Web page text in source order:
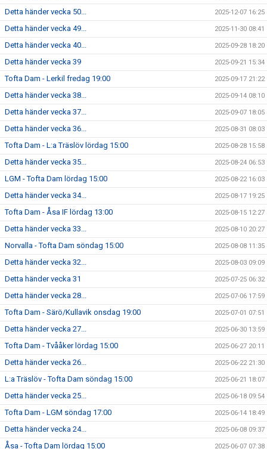
Detta händer vecka 50... 2025-12-07 16:25
Detta händer vecka 49... 2025-11-30 08:41
Detta händer vecka 40... 2025-09-28 18:20
Detta händer vecka 39 2025-09-21 15:34
Tofta Dam - Lerkil fredag 19:00 2025-09-17 21:22
Detta händer vecka 38... 2025-09-14 08:10
Detta händer vecka 37... 2025-09-07 18:05
Detta händer vecka 36... 2025-08-31 08:03
Tofta Dam - L:a Träslöv lördag 15:00 2025-08-28 15:58
Detta händer vecka 35... 2025-08-24 06:53
LGM - Tofta Dam lördag 15:00 2025-08-22 16:03
Detta händer vecka 34... 2025-08-17 19:25
Tofta Dam - Åsa IF lördag 13:00 2025-08-15 12:27
Detta händer vecka 33... 2025-08-10 20:27
Norvalla - Tofta Dam söndag 15:00 2025-08-08 11:35
Detta händer vecka 32... 2025-08-03 09:09
Detta händer vecka 31 2025-07-25 06:32
Detta händer vecka 28... 2025-07-06 17:59
Tofta Dam - Särö/Kullavik onsdag 19:00 2025-07-01 07:51
Detta händer vecka 27... 2025-06-30 13:59
Tofta Dam - Tvååker lördag 15:00 2025-06-27 20:11
Detta händer vecka 26... 2025-06-22 21:30
L:a Träslöv - Tofta Dam söndag 15:00 2025-06-21 18:07
Detta händer vecka 25... 2025-06-18 09:54
Tofta Dam - LGM söndag 17:00 2025-06-14 18:49
Detta händer vecka 24... 2025-06-08 09:37
Åsa - Tofta Dam lördag 15:00 2025-06-07 07:38